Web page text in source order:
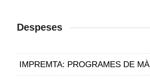
Despeses
IMPREMTA: PROGRAMES DE MÀ